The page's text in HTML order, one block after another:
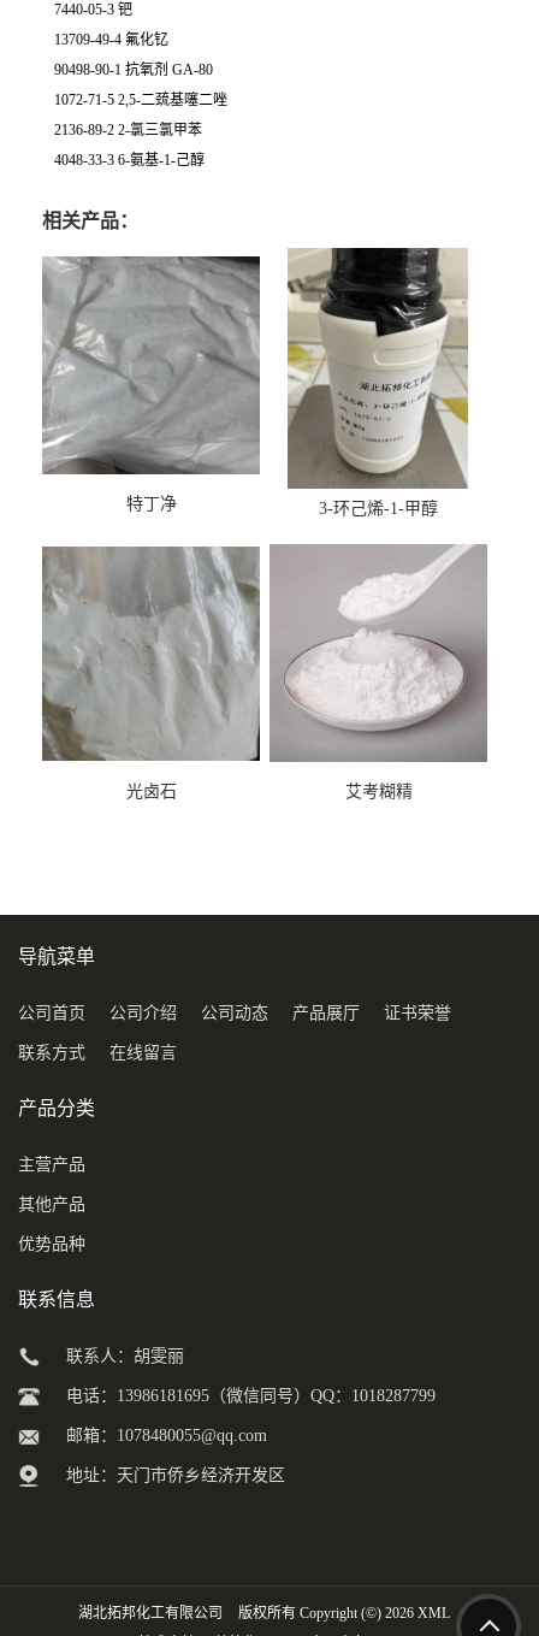
7440-05-3 钯
13709-49-4 氟化钇
90498-90-1 抗氧剂 GA-80
1072-71-5 2,5-二巯基噻二唑
2136-89-2 2-氯三氯甲苯
4048-33-3 6-氨基-1-己醇
相关产品：
特丁净 3-环己烯-1-甲醇
光卤石 艾考糊精
导航菜单
公司首页 公司介绍 公司动态 产品展厅 证书荣誉
联系方式 在线留言
产品分类
主营产品
其他产品
优势品种
联系信息
联系人：胡雯丽
电话：13986181695（微信同号）QQ：1018287799
邮箱： 1078480055@qq.com
地址：天门市侨乡经济开发区
湖北拓邦化工有限公司 版权所有 Copyright (©) 2026 XML